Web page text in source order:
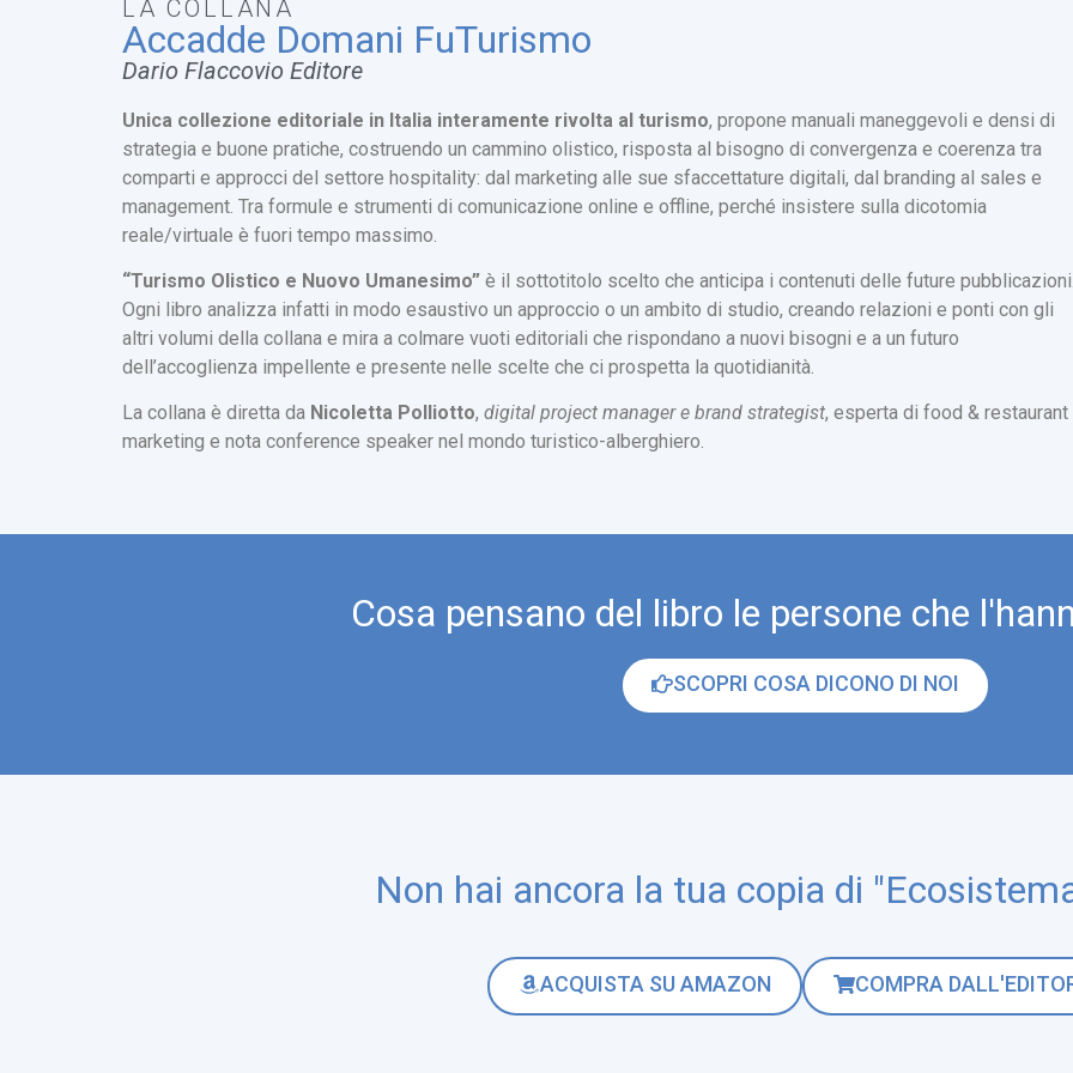
LA COLLANA
Accadde Domani FuTurismo
Dario Flaccovio Editore
Unica collezione editoriale in Italia interamente rivolta al turismo, propone manuali maneggevoli e densi di
strategia e buone pratiche, costruendo un cammino olistico, risposta al bisogno di convergenza e coerenza tra
comparti e approcci del settore hospitality: dal marketing alle sue sfaccettature digitali, dal branding al sales e
management. Tra formule e strumenti di comunicazione online e offline, perché insistere sulla dicotomia
reale/virtuale è fuori tempo massimo.
“Turismo Olistico e Nuovo Umanesimo” è il sottotitolo scelto che anticipa i contenuti delle future
Ogni libro analizza infatti in modo esaustivo un approccio o un ambito di studio, creando relazioni e ponti con gli
altri volumi della collana e mira a colmare vuoti editoriali che rispondano a nuovi bisogni e a un futuro
dell’accoglienza impellente e presente nelle scelte che ci prospetta la quotidianità.
La collana è diretta da Nicoletta Polliotto, digital project manager e brand strategist, esperta di food & restaurant
marketing e nota conference speaker nel mondo turistico-alberghiero.
Cosa pensano del libro le persone che
SCOPRI COSA DICONO DI NOI
Non hai ancora la tua copia di
ACQUISTA SU AMAZON COMPRA